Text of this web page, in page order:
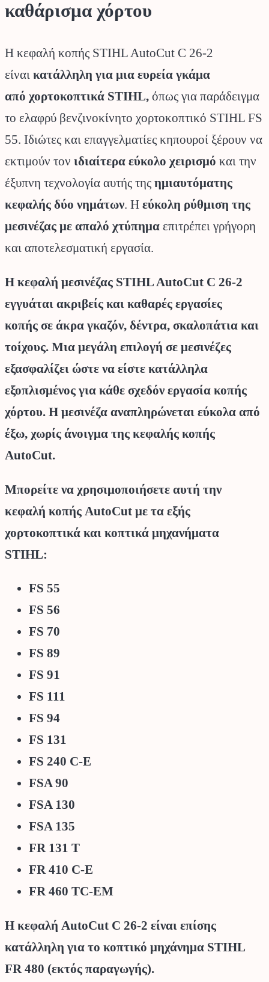
καθάρισμα χόρτου
Η κεφαλή κοπής STIHL AutoCut C 26-2
είναι κατάλληλη για μια ευρεία γκάμα
από χορτοκοπτικά STIHL, όπως για παράδειγμα
το ελαφρύ βενζινοκίνητο χορτοκοπτικό STIHL FS
55. Ιδιώτες και επαγγελματίες κηπουροί ξέρουν να
εκτιμούν τον ιδιαίτερα εύκολο χειρισμό και την
έξυπνη τεχνολογία αυτής της ημιαυτόματης
κεφαλής δύο νημάτων. Η εύκολη ρύθμιση της
μεσινέζας με απαλό χτύπημα επιτρέπει γρήγορη
και αποτελεσματική εργασία.
Η κεφαλή μεσινέζας STIHL AutoCut C 26-2
εγγυάται ακριβείς και καθαρές εργασίες
κοπής σε άκρα γκαζόν, δέντρα, σκαλοπάτια και
τοίχους. Μια μεγάλη επιλογή σε μεσινέζες
εξασφαλίζει ώστε να είστε κατάλληλα
εξοπλισμένος για κάθε σχεδόν εργασία κοπής
χόρτου. Η μεσινέζα αναπληρώνεται εύκολα από
έξω, χωρίς άνοιγμα της κεφαλής κοπής
AutoCut.
Μπορείτε να χρησιμοποιήσετε αυτή την
κεφαλή κοπής AutoCut με τα εξής
χορτοκοπτικά και κοπτικά μηχανήματα
STIHL:
FS 55
FS 56
FS 70
FS 89
FS 91
FS 111
FS 94
FS 131
FS 240 C-E
FSA 90
FSA 130
FSA 135
FR 131 T
FR 410 C-E
FR 460 TC-EM
Η κεφαλή AutoCut C 26-2 είναι επίσης
κατάλληλη για το κοπτικό μηχάνημα STIHL
FR 480 (εκτός παραγωγής).